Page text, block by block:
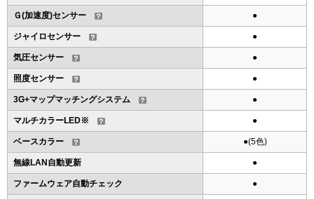
Ｇ(加速度)センサー ●
ジャイロセンサー ●
気圧センサー ●
照度センサー ●
3G+マップマッチングシステム ●
マルチカラーLED※ ●
ベースカラー ●(5色)
無線LAN自動更新 ●
ファームウェア自動チェック ●